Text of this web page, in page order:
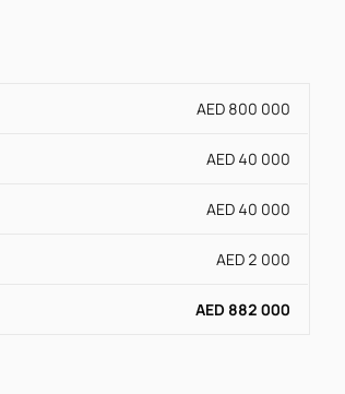
AED 800 000
AED 40 000
AED 40 000
AED 2 000
AED 882 000